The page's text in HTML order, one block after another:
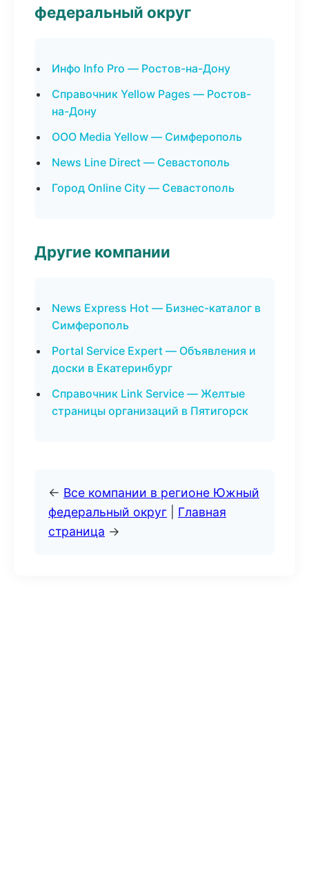
федеральный округ
Инфо Info Pro — Ростов-на-Дону
Справочник Yellow Pages — Ростов-
на-Дону
ООО Media Yellow — Симферополь
News Line Direct — Севастополь
Город Online City — Севастополь
Другие компании
News Express Hot — Бизнес-каталог в
Симферополь
Portal Service Expert — Объявления и
доски в Екатеринбург
Справочник Link Service — Желтые
страницы организаций в Пятигорск
← Все компании в регионе Южный
федеральный округ
Главная
страница →